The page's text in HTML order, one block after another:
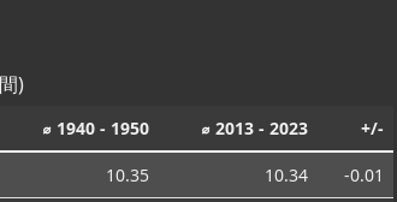
)
⌀ 1940 - 1950 ⌀ 2013 - 2023 +/-
10.35 10.34
-0.01